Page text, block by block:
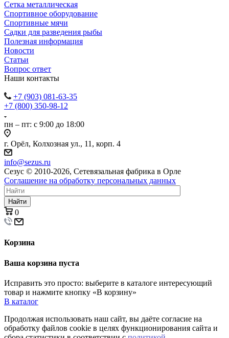
Сетка металлическая
Спортивное оборудование
Спортивные мячи
Садки для разведения рыбы
Полезная информация
Новости
Статьи
Вопрос ответ
Наши контакты
+7 (903) 081-63-35
+7 (800) 350-98-12
пн – пт: с 9:00 до 18:00
г. Орёл, Колхозная ул., 11, корп. 4
info@sezus.ru
Сезус © 2010-2026, Сетевязальная фабрика в Орле
Соглашение на обработку персональных данных
Найти
0
Корзина
Ваша корзина пуста
Исправить это просто: выберите в каталоге интересующий
товар и нажмите кнопку «В корзину»
В каталог
Продолжая использовать наш сайт, вы даёте согласие на
обработку файлов cookie в целях функционирования сайта и